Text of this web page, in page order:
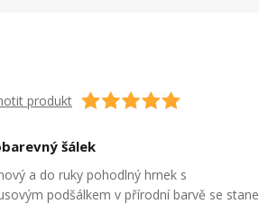
produkt
šálek
a do ruky pohodlný hrnek s
podšálkem v přírodní barvě se stane